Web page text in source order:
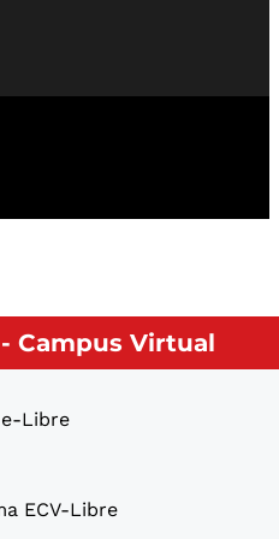
Campus Virtual
Libre
ECV-Libre